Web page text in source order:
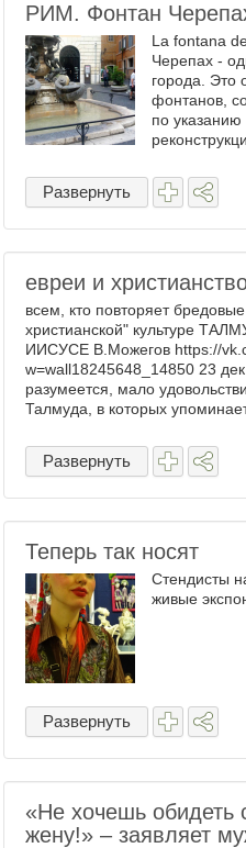
РИМ. Фонтан
La fontana
Черепах -
города. Это
фонтанов,
по
Фонтан
бывшего
Развернуть
евреи и
всем, кто повторяет
христианской" культуре
ИИСУСЕ В.Можегов https://
w=wall18245648_14850 23
разумеется, мало
Талмуда, в которых
Развернуть
Теперь так носят
Стендисты
живые
Развернуть
«Не хочешь обидеть
жену!» – заявляет